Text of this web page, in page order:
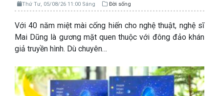
Thứ Tư, 05/08/26 11:00 Sáng Đời sống
Với 40 năm miệt mài cống hiến cho nghệ thuật, nghệ sĩ
Mai Dũng là gương mặt quen thuộc với đông đảo khán
giả truyền hình. Dù chuyên…